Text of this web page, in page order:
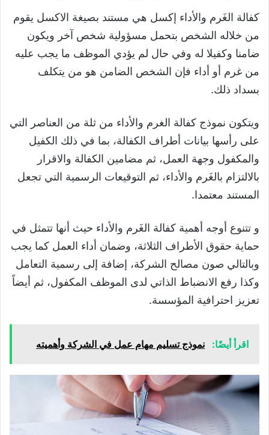
كفالة الغَرم والأداء إكسل هي مستند بصيغة الاكسل يقوم
من خلاله الشخص بتحمل مسؤولية شخص آخر ويكون
ضامنا وكفيلا له وفي حال لم يؤدي الموظف ما يجب عليه
من غرم أو أداء فإن الشخص الضامن هو من يتكلف
بسداد ذلك.
ويتكون نموذج كفالة الغرم والأداء من ثلة من العناصر التي
على رأسها بيانات أطراف الكفالة، بما في ذلك الكفيل
والمكفول وجهة العمل، ثم مضامين الكفالة والاقرار
بالالتزام بالغَرم والأداء، ثم التوقيعات الرسمية التي تجعل
المستند معتمدا.
و تتنوع أوجه أهمية كفالة الغَرم والأداء حيث أنها تتمثل في
حماية حقوق الأطراف الثلاثة، وضمان أداء العمل كما يجب
وبالتالي صون مصالح الشركة، إضافة إلى رسمية التعامل
وكذا رفع الانضباط الذاتي لدى الموظف المكفول، ثم أيضاً
تعزيز احترافية المؤسسة.
اقرأ أيضًا: نموذج تسليم مهام عمل في الشركة وأهميته